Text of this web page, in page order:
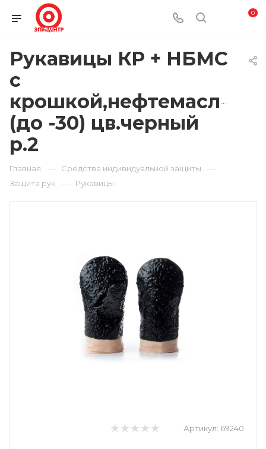
0
Рукавицы КР + НБМС
с
(до -30) цв.черный
р.2
Главная — Средства индивидуальной защиты —
Защита рук — Рукавицы
Артикул: 69240